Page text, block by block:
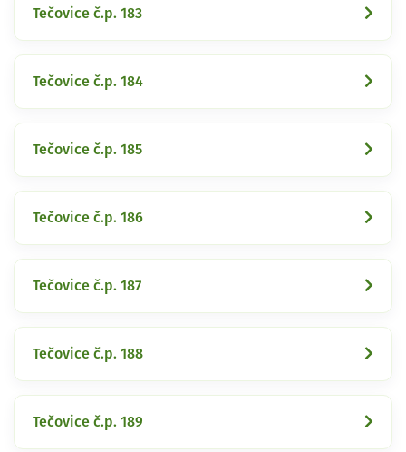
Tečovice č.p. 183
Tečovice č.p. 184
Tečovice č.p. 185
Tečovice č.p. 186
Tečovice č.p. 187
Tečovice č.p. 188
Tečovice č.p. 189